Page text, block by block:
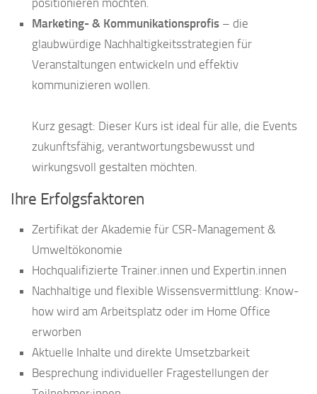
positionieren möchten.
Marketing- & Kommunikationsprofis – die
glaubwürdige Nachhaltigkeitsstrategien für
Veranstaltungen entwickeln und effektiv
kommunizieren wollen.
Kurz gesagt: Dieser Kurs ist ideal für alle, die Events
zukunftsfähig, verantwortungsbewusst und
wirkungsvoll gestalten möchten.
Ihre Erfolgsfaktoren
Zertifikat der Akademie für CSR-Management &
Umweltökonomie
Hochqualifizierte Trainer.innen und Expertin.innen
Nachhaltige und flexible Wissensvermittlung: Know-
how wird am Arbeitsplatz oder im Home Office
erworben
Aktuelle Inhalte und direkte Umsetzbarkeit
Besprechung individueller Fragestellungen der